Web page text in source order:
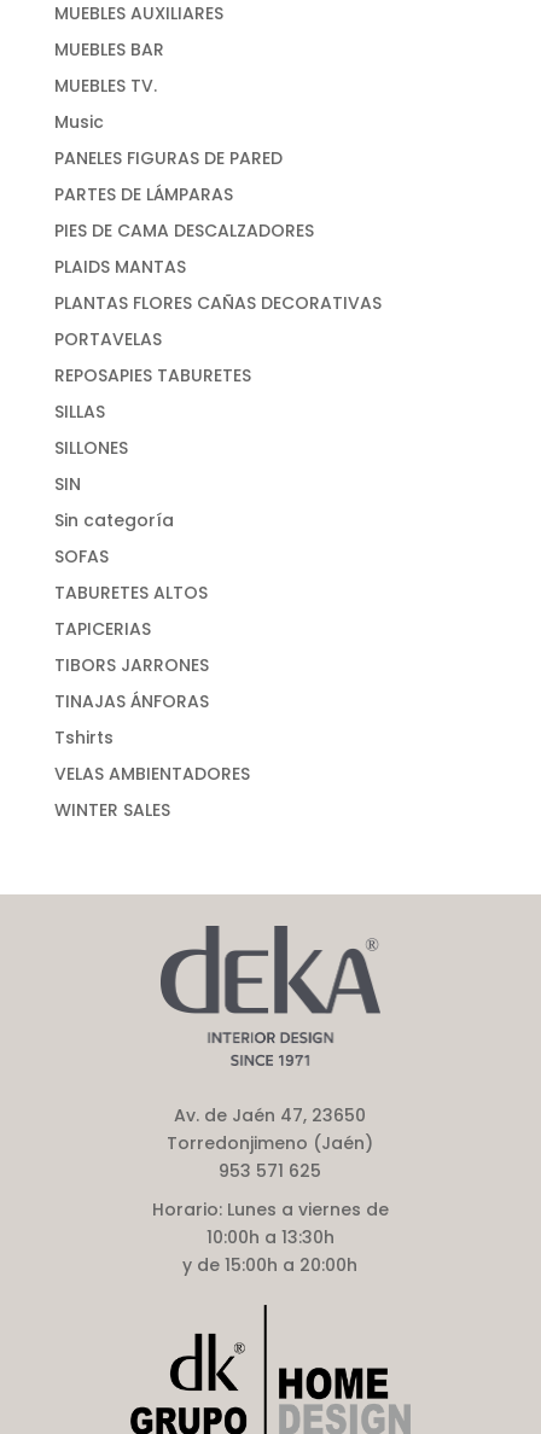
MUEBLES AUXILIARES
MUEBLES BAR
MUEBLES TV.
Music
PANELES FIGURAS DE PARED
PARTES DE LÁMPARAS
PIES DE CAMA DESCALZADORES
PLAIDS MANTAS
PLANTAS FLORES CAÑAS DECORATIVAS
PORTAVELAS
REPOSAPIES TABURETES
SILLAS
SILLONES
SIN
Sin categoría
SOFAS
TABURETES ALTOS
TAPICERIAS
TIBORS JARRONES
TINAJAS ÁNFORAS
Tshirts
VELAS AMBIENTADORES
WINTER SALES
Av. de Jaén 47, 23650
Torredonjimeno (Jaén)
953 571 625
Horario:Lunes a viernes de
10:00h a 13:30h
y de 15:00h a 20:00h